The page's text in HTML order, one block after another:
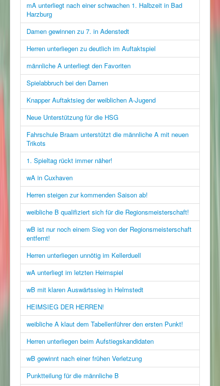
mA unterliegt nach einer schwachen 1. Halbzeit in Bad
Harzburg
Damen gewinnen zu 7. in Adenstedt
Herren unterliegen zu deutlich im Auftaktspiel
männliche A unterliegt den Favoriten
Spielabbruch bei den Damen
Knapper Auftaktsieg der weiblichen A-Jugend
Neue Unterstützung für die HSG
Fahrschule Braam unterstützt die männliche A mit neuen
Trikots
1. Spieltag rückt immer näher!
wA in Cuxhaven
Herren steigen zur kommenden Saison ab!
weibliche B qualifiziert sich für die Regionsmeisterschaft!
wB ist nur noch einem Sieg von der Regionsmeisterschaft
entfernt!
Herren unterliegen unnötig im Kellerduell
wA unterliegt im letzten Heimspiel
wB mit klaren Auswärtssieg in Helmstedt
HEIMSIEG DER HERREN!
weibliche A klaut dem Tabellenführer den ersten Punkt!
Herren unterliegen beim Aufstiegskandidaten
wB gewinnt nach einer frühen Verletzung
Punktteilung für die männliche B